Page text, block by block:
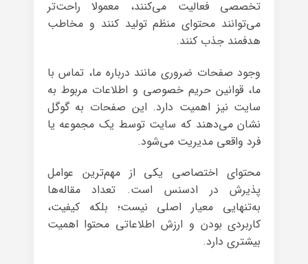
تخصصی فعالیت می‌کنند، معمولا راحت‌تر
می‌توانند محتوای منظم تولید کنند و مخاطب
هدفمند جذب کنند.
وجود صفحات ضروری مانند درباره ما، تماس با
ما، قوانین حریم خصوصی و اطلاعات مربوط به
سایت نیز اهمیت دارد. این صفحات به گوگل
نشان می‌دهند که سایت توسط یک مجموعه یا
فرد واقعی مدیریت می‌شود.
محتوای اختصاصی یکی از مهم‌ترین عوامل
پذیرش در ادسنس است. تعداد مقاله‌ها
به‌تنهایی معیار اصلی نیست؛ بلکه کیفیت،
کاربردی بودن و ارزش اطلاعاتی محتوا اهمیت
بیشتری دارد.